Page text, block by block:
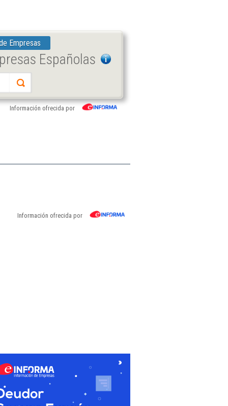
Empresas
Españolas
Información ofrecida por
Información ofrecida por